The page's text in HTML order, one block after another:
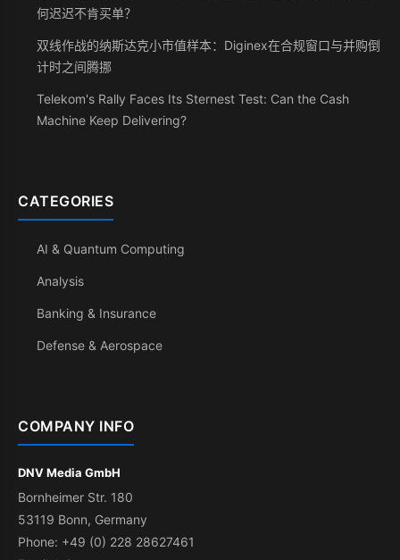
何迟迟不肯买单？
双线作战的纳斯达克小市值样本：Diginex在合规窗口与并购倒
计时之间腾挪
Telekom's Rally Faces Its Sternest Test: Can the Cash
Machine Keep Delivering?
CATEGORIES
AI & Quantum Computing
Analysis
Banking & Insurance
Defense & Aerospace
COMPANY INFO
DNV Media GmbH
Bornheimer Str. 180
53119 Bonn, Germany
Phone: +49 (0) 228 28627461